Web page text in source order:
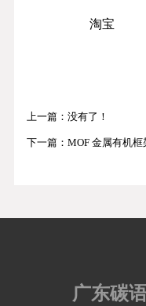
淘宝
上一篇：没有了！
下一篇：MOF 金属有机框
广东碳